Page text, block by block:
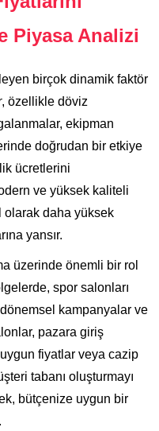
Piyasa Analizi
birçok dinamik faktör
, özellikle döviz
ekipman
doğrudan bir etkiye
ücretlerini
ve yüksek kaliteli
olarak daha yüksek
yansır.
üzerinde önemli bir rol
spor salonları
kampanyalar ve
pazara giriş
fiyatlar veya cazip
tabanı oluşturmayı
bütçenize uygun bir